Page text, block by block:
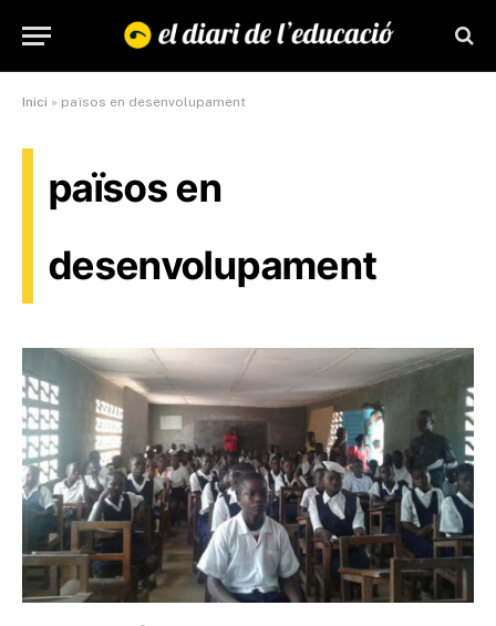
Inici » països en desenvolupament
països en
desenvolupament